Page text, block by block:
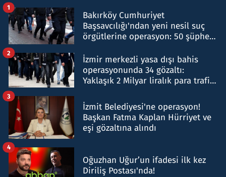
Bakırköy Cumhuriyet
Başsavcılığı'ndan yeni nesil suç
örgütlerine operasyon: 50 şüpheli
1
İzmir merkezli yasa dışı bahis
operasyonunda 34 gözaltı:
Yaklaşık 2 Milyar liralık para trafiği
2
İzmit Belediyesi'ne operasyon!
Başkan Fatma Kaplan Hürriyet ve
eşi gözaltına alındı
3
Oğuzhan Uğur’un ifadesi ilk kez
Diriliş Postası'nda!
4